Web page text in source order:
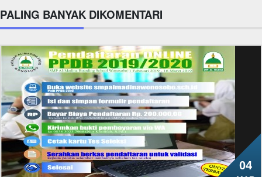
PALING BANYAK DIKOMENTARI
04